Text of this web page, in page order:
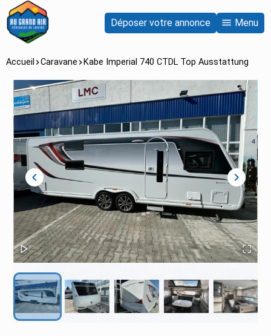
Déposer votre annonce Menu
Accueil Caravane Kabe Imperial 740 CTDL Top Ausstattung
chevron_left chevron_right